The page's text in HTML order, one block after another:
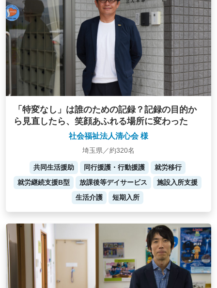
「特変なし」は誰のための記録？記録の目的か
ら見直したら、笑顔あふれる場所に変わった
社会福祉法人清心会 様
埼玉県／約320名
共同生活援助 同行援護・行動援護
就労移行
就労継続支援B型
放課後等デイサービス
施設入所支援
生活介護
短期入所